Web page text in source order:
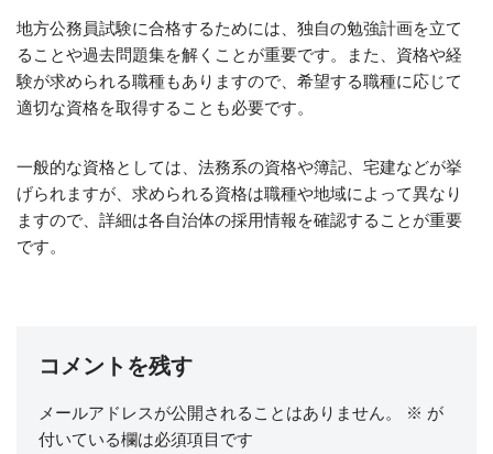
地方公務員試験に合格するためには、独自の勉強計画を立て
ることや過去問題集を解くことが重要です。また、資格や経
験が求められる職種もありますので、希望する職種に応じて
適切な資格を取得することも必要です。
一般的な資格としては、法務系の資格や簿記、宅建などが挙
げられますが、求められる資格は職種や地域によって異なり
ますので、詳細は各自治体の採用情報を確認することが重要
です。
コメントを残す
メールアドレスが公開されることはありません。 ※ が
付いている欄は必須項目です